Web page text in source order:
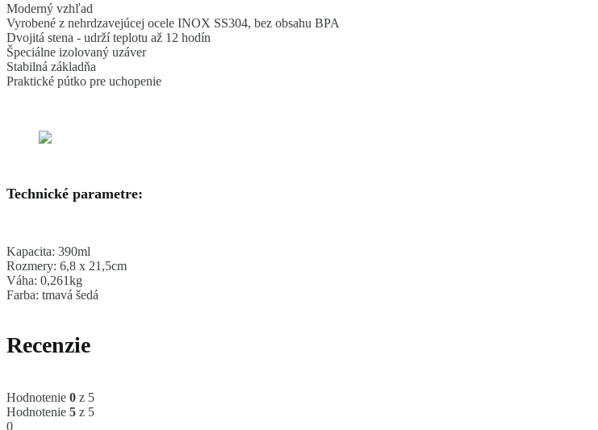
Moderný vzhľad
Vyrobené z nehrdzavejúcej ocele INOX SS304, bez obsahu BPA
Dvojitá stena - udrží teplotu až 12 hodín
Špeciálne izolovaný uzáver
Stabilná základňa
Praktické pútko pre uchopenie
Technické parametre:
Kapacita: 390ml
Rozmery: 6,8 x 21,5cm
Váha: 0,261kg
Farba: tmavá šedá
Recenzie
Hodnotenie 0 z 5
Hodnotenie 5 z 5
0